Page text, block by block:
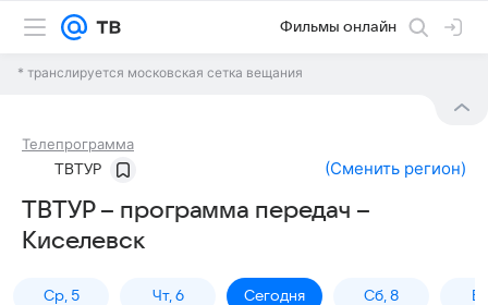
Фильмы онлайн
* транслируется московская сетка вещания
Телепрограмма
ТВТУР (Сменить регион)
ТВТУР – программа передач –
Киселевск
Ср, 5 Чт, 6 Сегодня Сб, 8